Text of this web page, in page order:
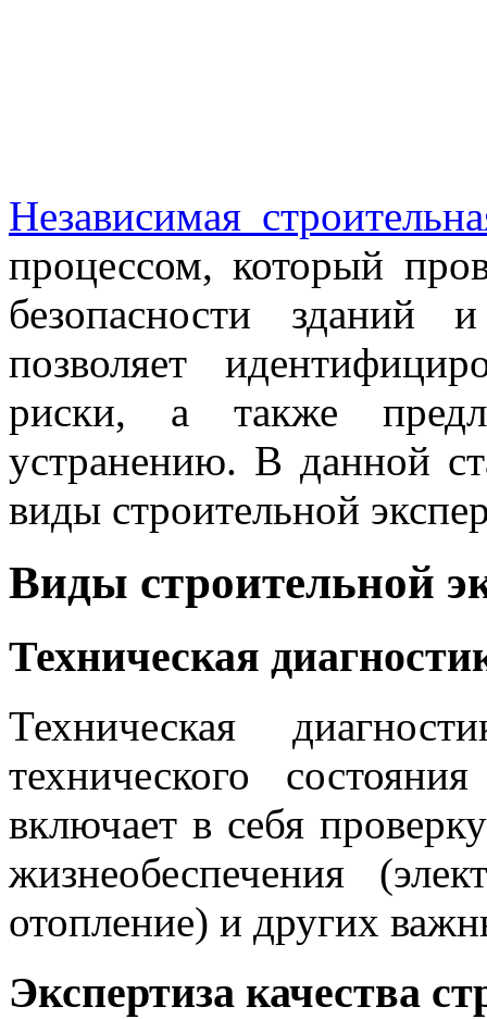
Независимая
процессом, который
безопасности зданий
позволяет
риски, а также
устранению. В данной
виды строительной
Виды строительной
Техническая
Техническая
технического
включает в себя
жизнеобеспечения
отопление) и других
Экспертиза качества